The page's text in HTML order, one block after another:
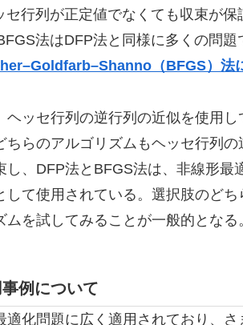
セ行列が正定値でなくても収束が
法はDFP法と同様に多くの問
（BFGS）法
ヘッセ行列の逆行列の近似を使用
ちらのアルゴリズムもヘッセ行列
し、DFP法とBFGS法は、非線形最
して使用されている。選択肢のど
を試してみることが一般的となる
例について
適化問題に広く適用されており、